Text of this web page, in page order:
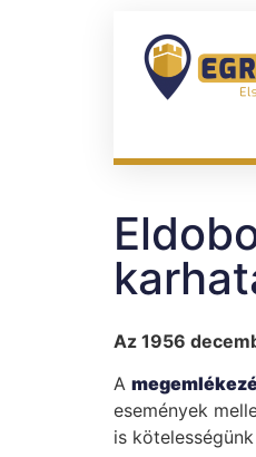
Az 1956
A
események
is